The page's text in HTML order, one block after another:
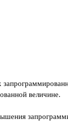
величине.